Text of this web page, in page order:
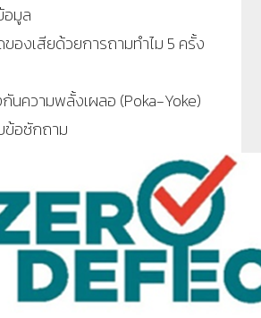
อมูล
องเสียด้วยการถามทำไม 5 ครั้ง
นความพลั้งเผลอ (Poka-Yoke)
อซักถาม